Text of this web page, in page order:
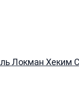
Локман Хеким